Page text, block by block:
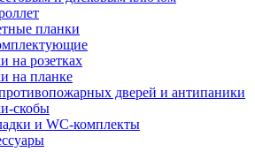
планки
на розетках
на планке
дверей и антипаники
скобы
и WC-комплекты